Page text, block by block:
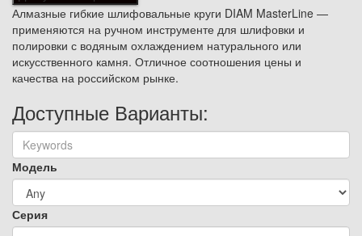
Алмазные гибкие шлифовальные круги DIAM MasterLine —
применяются на ручном инструменте для шлифовки и
полировки с водяным охлаждением натурального или
искусственного камня. Отличное соотношения цены и
качества на российском рынке.
Доступные Варианты:
Модель
Серия